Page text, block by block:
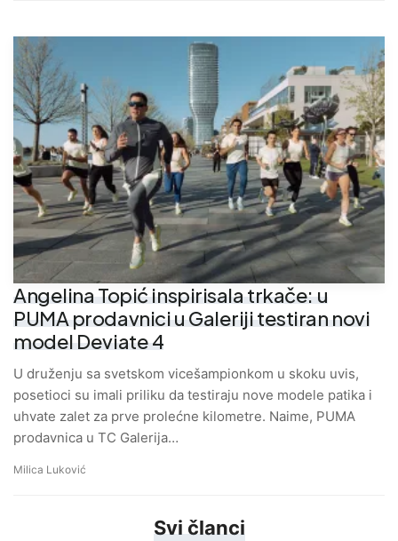
Angelina Topić inspirisala trkače: u
PUMA prodavnici u Galeriji testiran novi
model Deviate 4
U druženju sa svetskom vicešampionkom u skoku uvis,
posetioci su imali priliku da testiraju nove modele patika i
uhvate zalet za prve prolećne kilometre. Naime, PUMA
prodavnica u TC Galerija…
Milica Luković
Svi članci